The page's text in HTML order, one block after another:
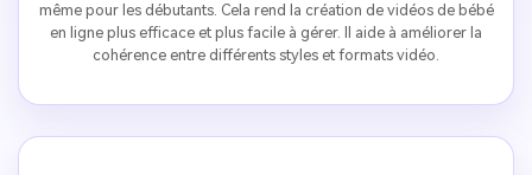
même pour les débutants. Cela rend la création de vidéos de bébé
en ligne plus efficace et plus facile à gérer. Il aide à améliorer la
cohérence entre différents styles et formats vidéo.